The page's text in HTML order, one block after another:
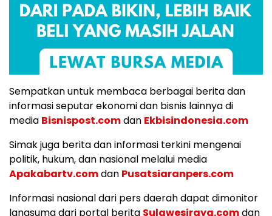
Sempatkan untuk membaca berbagai berita dan
informasi seputar ekonomi dan bisnis lainnya di
media Bisnispost.comdan Ekbisindonesia.com
Simak juga berita dan informasi terkini mengenai
politik, hukum, dan nasional melalui media
Apakabartv.comdan Pusatsiaranpers.com
Informasi nasional dari pers daerah dapat dimonitor
langsumg dari portal berita Sulawesiraya.comdan